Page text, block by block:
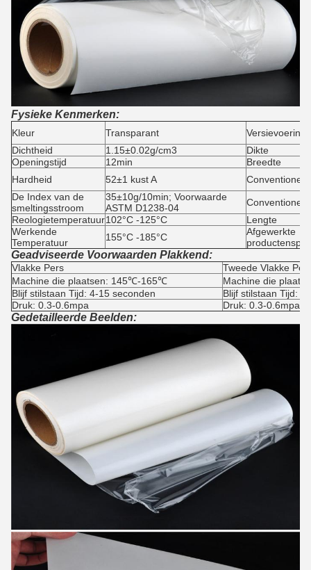
Fysieke Kenmerken:
Kleur Transparant
Versievoering
Dichtheid
1.15±0.02g/cm3
Dikte
Openingstijd
12min
Breedte
Hardheid
52±1 kust A
De Index van de
smeltingsstroom
35±10g/10min; Voorwaarde
ASTM D1238-04
Reologietemperatuur102°C -125°C
Lengte
Werkende
Temperatuur
155°C -185°C
Afgewerkte
Geadviseerde Voorwaarden Plakkend:
Vlakke Pers
Tweede Vlakke
Machine die plaatsen: 145℃-165℃
Machine die
Blijf stilstaan Tijd: 4-15 seconden
Blijf stilstaan Tijd:
Druk: 0.3-0.6mpa
Druk: 0.3-0.6mpa
Gedetailleerde Beelden: